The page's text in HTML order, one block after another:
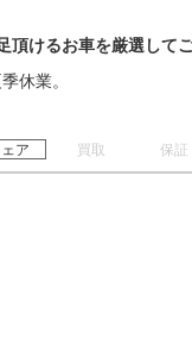
けるお車を厳選して
休業。
ア 買取 保証